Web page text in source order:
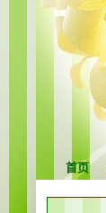
首页